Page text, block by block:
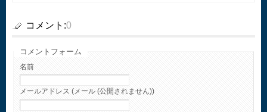
コメント:0
コメントフォーム
名前
メールアドレス (メール (公開されません))